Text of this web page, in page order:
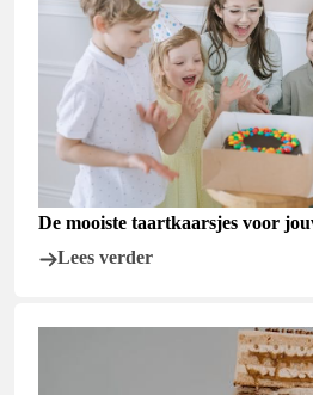
De mooiste taartkaarsjes voor
Lees verder